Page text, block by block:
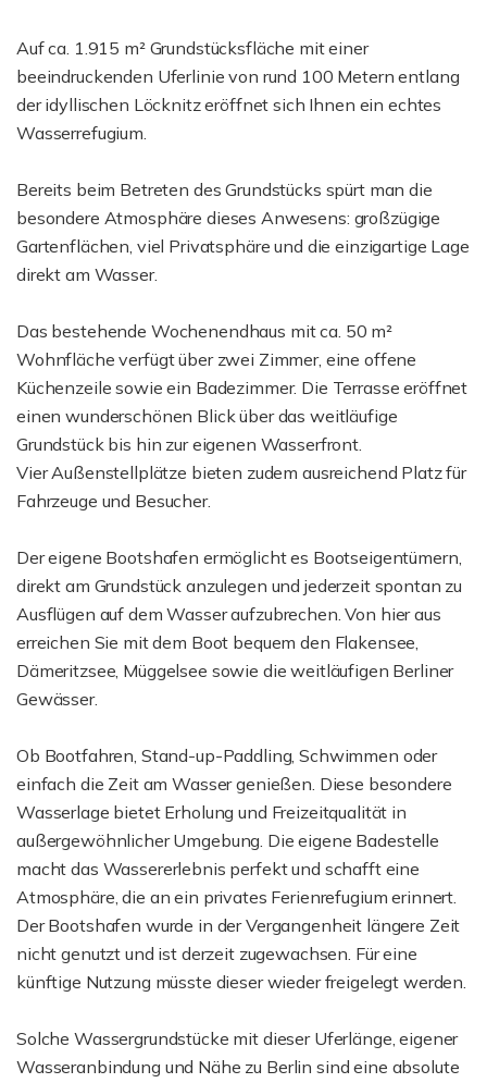
Auf ca. 1.915 m² Grundstücksfläche mit einer
beeindruckenden Uferlinie von rund 100 Metern entlang
der idyllischen Löcknitz eröffnet sich Ihnen ein echtes
Wasserrefugium.
Bereits beim Betreten des Grundstücks spürt man die
besondere Atmosphäre dieses Anwesens: großzügige
Gartenflächen, viel Privatsphäre und die einzigartige Lage
direkt am Wasser.
Das bestehende Wochenendhaus mit ca. 50 m²
Wohnfläche verfügt über zwei Zimmer, eine offene
Küchenzeile sowie ein Badezimmer. Die Terrasse eröffnet
einen wunderschönen Blick über das weitläufige
Grundstück bis hin zur eigenen Wasserfront.
Vier Außenstellplätze bieten zudem ausreichend Platz für
Fahrzeuge und Besucher.
Der eigene Bootshafen ermöglicht es Bootseigentümern,
direkt am Grundstück anzulegen und jederzeit spontan zu
Ausflügen auf dem Wasser aufzubrechen. Von hier aus
erreichen Sie mit dem Boot bequem den Flakensee,
Dämeritzsee, Müggelsee sowie die weitläufigen Berliner
Gewässer.
Ob Bootfahren, Stand-up-Paddling, Schwimmen oder
einfach die Zeit am Wasser genießen. Diese besondere
Wasserlage bietet Erholung und Freizeitqualität in
außergewöhnlicher Umgebung. Die eigene Badestelle
macht das Wassererlebnis perfekt und schafft eine
Atmosphäre, die an ein privates Ferienrefugium erinnert.
Der Bootshafen wurde in der Vergangenheit längere Zeit
nicht genutzt und ist derzeit zugewachsen. Für eine
künftige Nutzung müsste dieser wieder freigelegt werden.
Solche Wassergrundstücke mit dieser Uferlänge, eigener
Wasseranbindung und Nähe zu Berlin sind eine absolute